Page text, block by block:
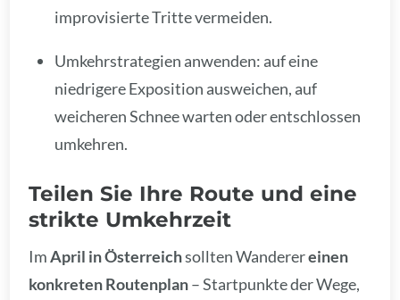
improvisierte Tritte vermeiden.
Umkehrstrategien anwenden: auf eine
niedrigere Exposition ausweichen, auf
weicheren Schnee warten oder entschlossen
umkehren.
Teilen Sie Ihre Route und eine
strikte Umkehrzeit
ImApril in Österreichsollten Wanderereinen
konkreten Routenplan– Startpunkte der Wege,